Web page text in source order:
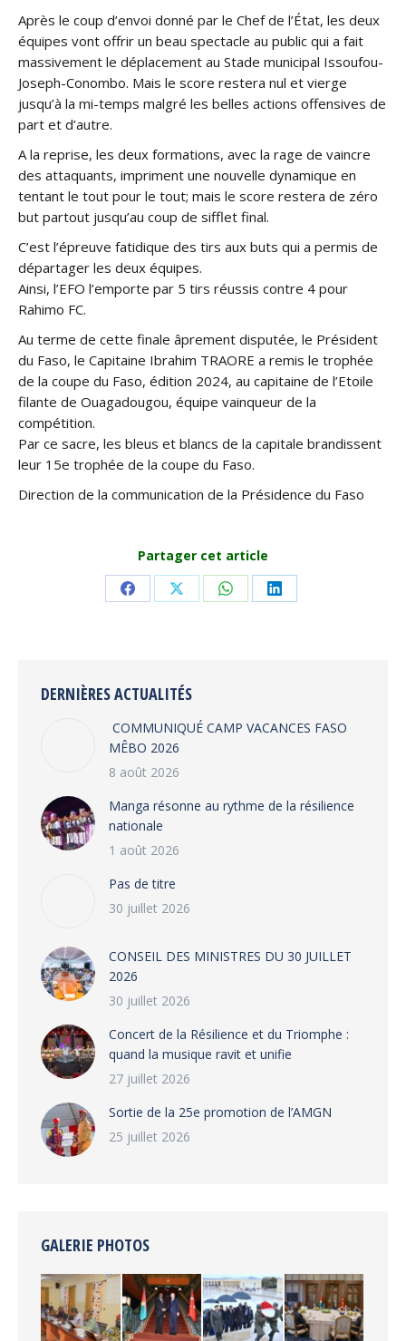
Après le coup d’envoi donné par le Chef de l’État, les deux
équipes vont offrir un beau spectacle au public qui a fait
massivement le déplacement au Stade municipal Issoufou-
Joseph-Conombo. Mais le score restera nul et vierge
jusqu’à la mi-temps malgré les belles actions offensives de
part et d’autre.
A la reprise, les deux formations, avec la rage de vaincre
des attaquants, impriment une nouvelle dynamique en
tentant le tout pour le tout; mais le score restera de zéro
but partout jusqu’au coup de sifflet final.
C’est l’épreuve fatidique des tirs aux buts qui a permis de
départager les deux équipes.
Ainsi, l’EFO l’emporte par 5 tirs réussis contre 4 pour
Rahimo FC.
Au terme de cette finale âprement disputée, le Président
du Faso, le Capitaine Ibrahim TRAORE a remis le trophée
de la coupe du Faso, édition 2024, au capitaine de l’Etoile
filante de Ouagadougou, équipe vainqueur de la
compétition.
Par ce sacre, les bleus et blancs de la capitale brandissent
leur 15e trophée de la coupe du Faso.
Direction de la communication de la Présidence du Faso
Partager cet article
Share Share Share Share
DERNIÈRES ACTUALITÉS
COMMUNIQUÉ CAMP VACANCES FASO
MÊBO 2026
8 août 2026
Manga résonne au rythme de la résilience
nationale
1 août 2026
Pas de titre
30 juillet 2026
CONSEIL DES MINISTRES DU 30 JUILLET
2026
30 juillet 2026
‎​Concert de la Résilience et du Triomphe :
quand la musique ravit et unifie
27 juillet 2026
‎Sortie de la 25e promotion de l’AMGN
25 juillet 2026
GALERIE PHOTOS